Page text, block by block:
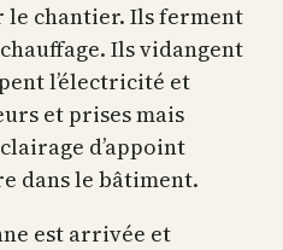
le chantier. Ils ferment
chauffage. Ils vidangent
l’électricité et
et prises mais
d’appoint
dans le bâtiment.
est arrivée et